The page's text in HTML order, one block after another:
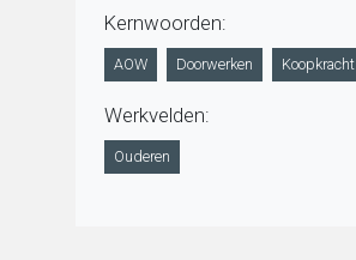
Kernwoorden:
AOW Doorwerken Koopkracht
Werkvelden:
Ouderen